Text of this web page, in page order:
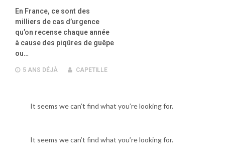
En France, ce sont des
milliers de cas d’urgence
qu’on recense chaque année
à cause des piqûres de guêpe
ou…
5 ANS DÉJÀ CAPETILLE
It seems we can’t find what you’re looking for.
It seems we can’t find what you’re looking for.